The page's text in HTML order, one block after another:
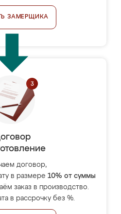
ЗАМЕРЩИКА
договор,
в размере 10% от суммы
заказ в производство.
в рассрочку без %.